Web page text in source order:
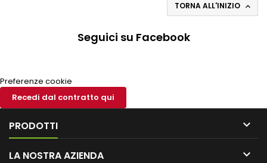
TORNA ALL'INIZIO 
Seguici su Facebook
Preferenze cookie
Recedi dal contratto qui
PRODOTTI 
LA NOSTRA AZIENDA 